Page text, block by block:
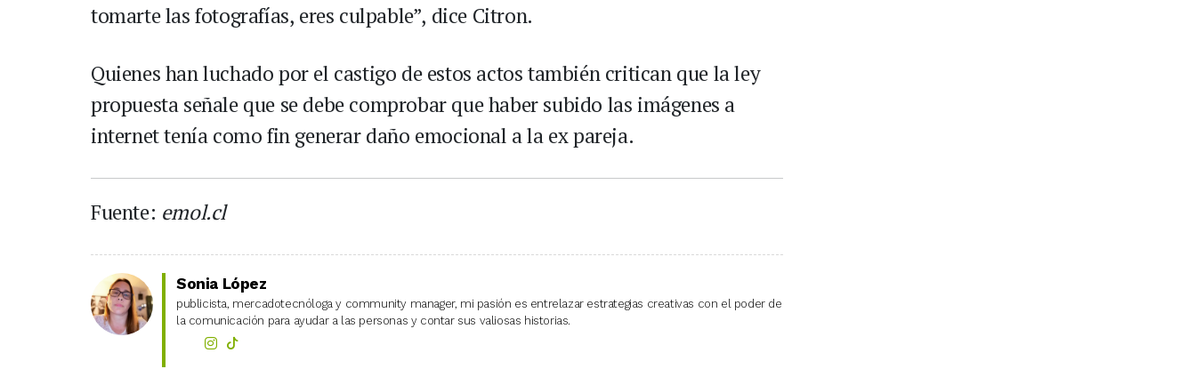
tomarte las fotografías, eres culpable”, dice Citron.
Quienes han luchado por el castigo de estos actos también critican que la ley
propuesta señale que se debe comprobar que haber subido las imágenes a
internet tenía como fin generar daño emocional a la ex pareja.
Fuente: emol.cl
Sonia López
publicista, mercadotecnóloga y community manager, mi pasión es entrelazar estrategias creativas con el poder de
la comunicación para ayudar a las personas y contar sus valiosas historias.